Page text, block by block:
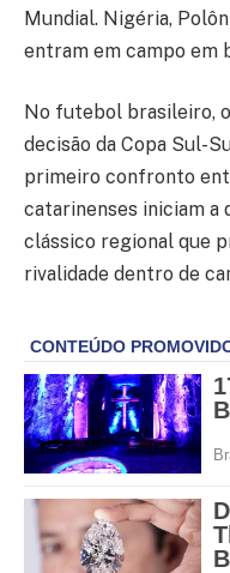
Mundial. Nigéria,
entram em campo em
No futebol brasileiro,
decisão da Copa Sul-
primeiro confronto
catarinenses iniciam
clássico regional que
rivalidade dentro de